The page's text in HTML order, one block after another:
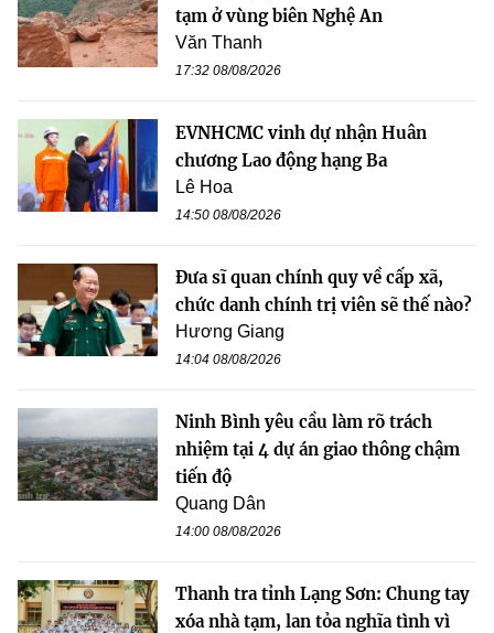
tạm ở vùng biên Nghệ An
Văn Thanh
17:32 08/08/2026
EVNHCMC vinh dự nhận Huân
chương Lao động hạng Ba
Lê Hoa
14:50 08/08/2026
Đưa sĩ quan chính quy về cấp xã,
chức danh chính trị viên sẽ thế nào?
Hương Giang
14:04 08/08/2026
Ninh Bình yêu cầu làm rõ trách
nhiệm tại 4 dự án giao thông chậm
tiến độ
Quang Dân
14:00 08/08/2026
Thanh tra tỉnh Lạng Sơn: Chung tay
xóa nhà tạm, lan tỏa nghĩa tình vì